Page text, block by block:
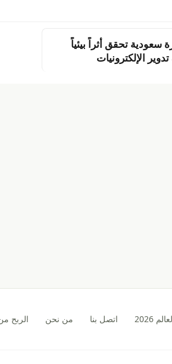
سعودية تحقق أثراً بيئياً
الإلكترونيات
2026 اتصل بنا من نحن الربح